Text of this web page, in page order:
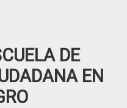
DE
EN